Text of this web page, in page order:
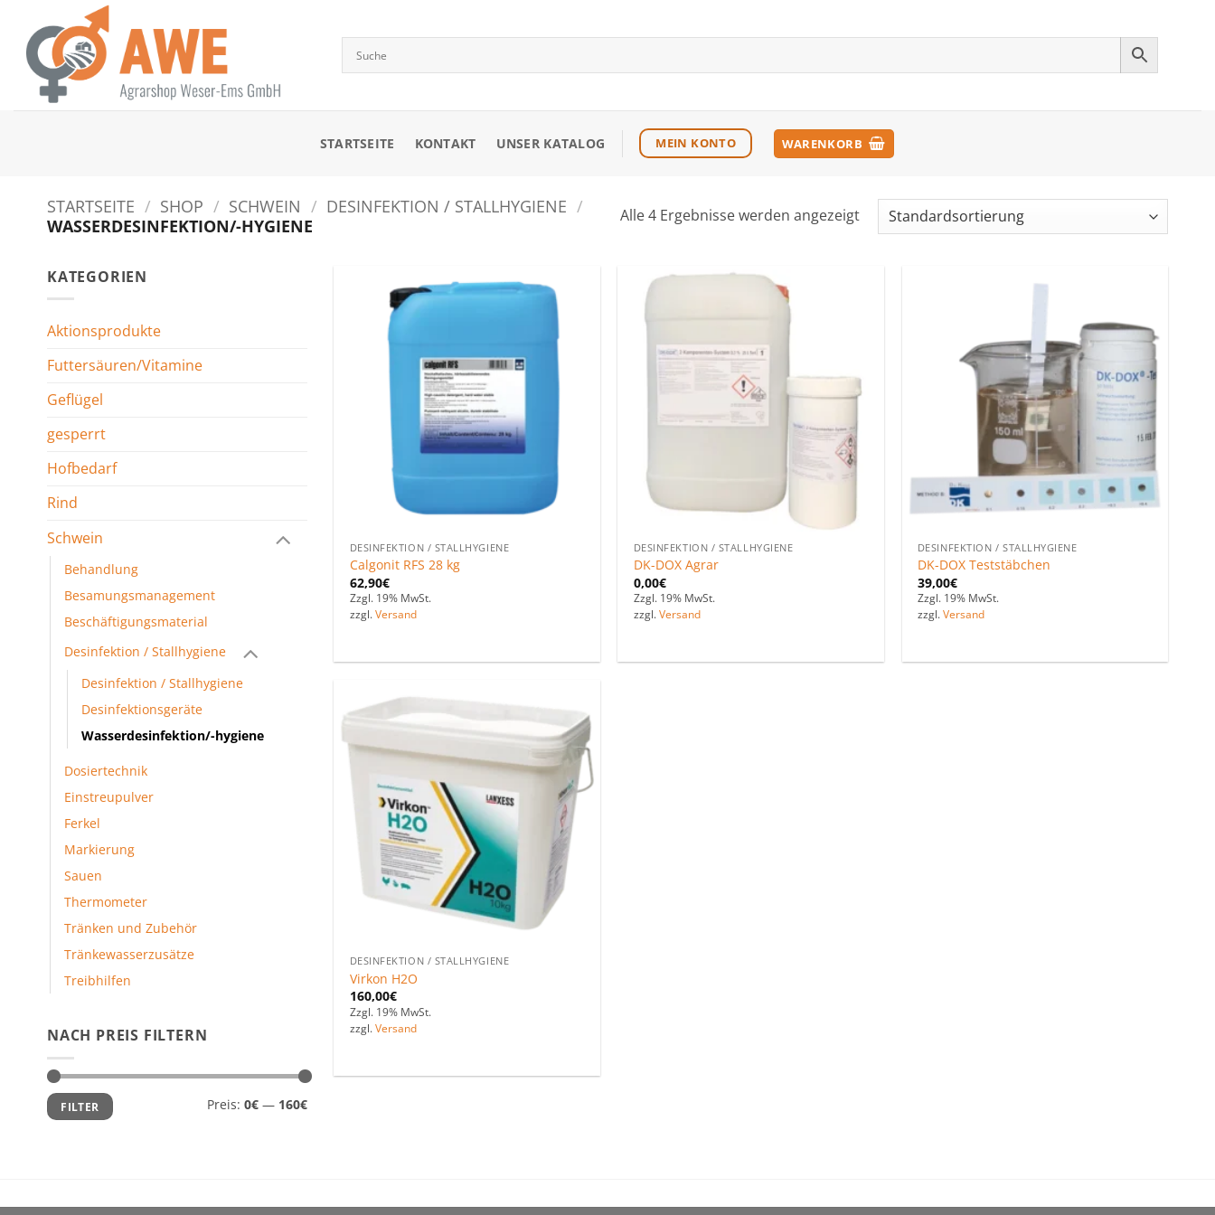
Inhalt
springen
STARTSEITE KONTAKT UNSER KATALOG MEIN KONTO WARENKORB
STARTSEITE / SHOP / SCHWEIN / DESINFEKTION / STALLHYGIENE /
WASSERDESINFEKTION/-HYGIENE
Alle 4 Ergebnisse werden angezeigt
KATEGORIEN
Aktionsprodukte
Futtersäuren/Vitamine
Geflügel
gesperrt
Hofbedarf
Rind
Schwein
Behandlung
Besamungsmanagement
Beschäftigungsmaterial
Desinfektion / Stallhygiene
Desinfektion / Stallhygiene
Desinfektionsgeräte
Wasserdesinfektion/-hygiene
Dosiertechnik
Einstreupulver
Ferkel
Markierung
Sauen
Thermometer
Tränken und Zubehör
Tränkewasserzusätze
Treibhilfen
NACH PREIS FILTERN
Min.
Preis
Max.
Preis
FILTER Preis: 0€— 160€
Zu den
hinzufügen
DESINFEKTION / STALLHYGIENE
Calgonit RFS 28 kg
62,90€
Zzgl. 19% MwSt.
zzgl. Versand
DESINFEKTION / STALLHYGIENE
DK-DOX Agrar
0,00€
Zzgl. 19% MwSt.
zzgl. Versand
Favoriten
hinzufügen
DESINFEKTION / STALLHYGIENE
DK-DOX Teststäbchen
39,00€
Zzgl. 19% MwSt.
zzgl. Versand
Zu den
Favoriten
hinzufügen
DESINFEKTION / STALLHYGIENE
Virkon H2O
160,00€
Zzgl. 19% MwSt.
zzgl. Versand